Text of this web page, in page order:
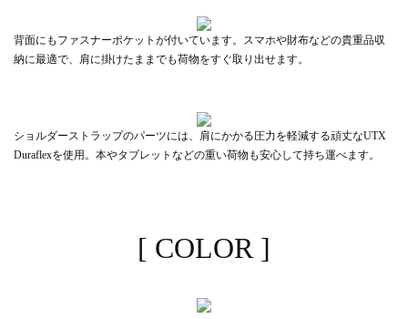
背面にもファスナーポケットが付いています。スマホや財布などの貴重品収
納に最適で、肩に掛けたままでも荷物をすぐ取り出せます。
ショルダーストラップのパーツには、肩にかかる圧力を軽減する頑丈なUTX
Duraflexを使用。本やタブレットなどの重い荷物も安心して持ち運べます。
[ COLOR ]